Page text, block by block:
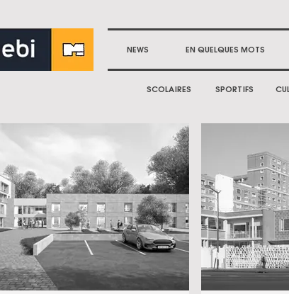
NEWS EN QUELQUES MOTS
SCOLAIRES SPORTIFS